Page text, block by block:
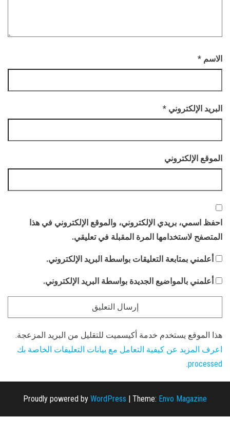
الاسم *
البريد الإلكتروني *
الموقع الإلكتروني
احفظ اسمي، بريدي الإلكتروني، والموقع الإلكتروني في هذا
المتصفح لاستخدامها المرة المقبلة في تعليقي.
أعلمني بمتابعة التعليقات بواسطة البريد الإلكتروني.
أعلمني بالمواضيع الجديدة بواسطة البريد الإلكتروني.
هذا الموقع يستخدم خدمة أكيسميت للتقليل من البريد المزعجة.
اعرف المزيد عن كيفية التعامل مع بيانات التعليقات الخاصة بك
processed
.
Proudly powered by WordPress | Theme: Envo Magazine